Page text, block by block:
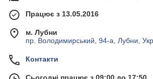
Працює з 13.05.2016
м. Лубни
пр. Володимирський, 94-а, Лубни,
Контакти
Сьогодні працює з 09:00 до 17:50